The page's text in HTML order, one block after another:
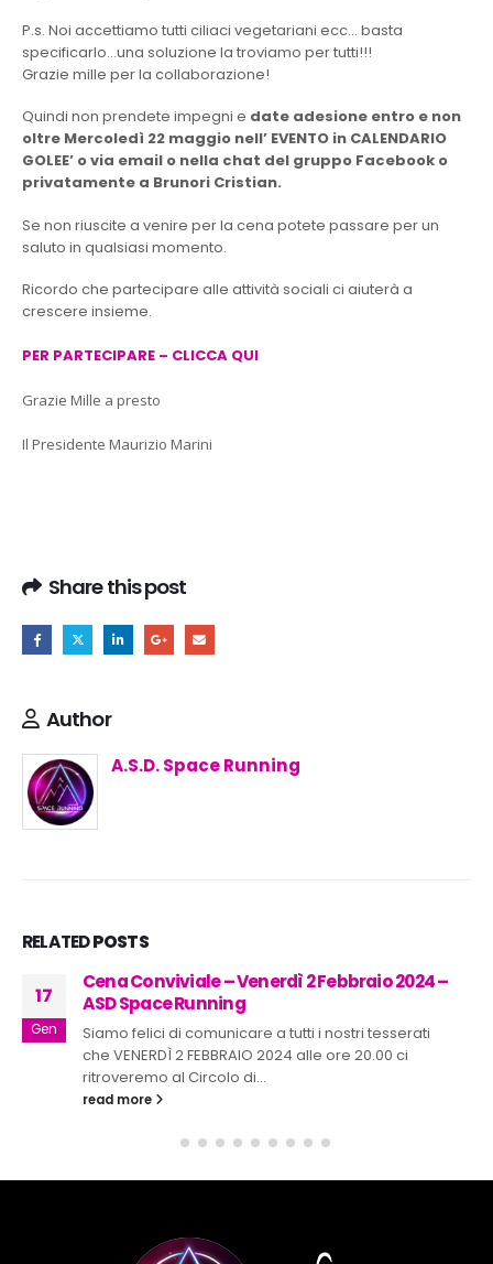
P.s. Noi accettiamo tutti ciliaci vegetariani ecc… basta
specificarlo…una soluzione la troviamo per tutti!!!
Grazie mille per la collaborazione!
Quindi non prendete impegni e date adesione entro e non
oltre Mercoledì 22 maggio nell’ EVENTO in CALENDARIO
GOLEE’ o via email o nella chat del gruppo Facebook o
privatamente a Brunori Cristian.
Se non riuscite a venire per la cena potete passare per un
saluto in qualsiasi momento.
Ricordo che partecipare alle attività sociali ci aiuterà a
crescere insieme.
PER PARTECIPARE – CLICCA QUI
Grazie Mille a presto
Il Presidente Maurizio Marini
Share this post
Author
A.S.D. Space Running
RELATEDPOSTS
17
Gen
Cena Conviviale – Venerdì 2 Febbraio 2024 –
ASD Space Running
Siamo felici di comunicare a tutti i nostri tesserati
che VENERDÌ 2 FEBBRAIO 2024 alle ore 20.00 ci
ritroveremo al Circolo di...
read more